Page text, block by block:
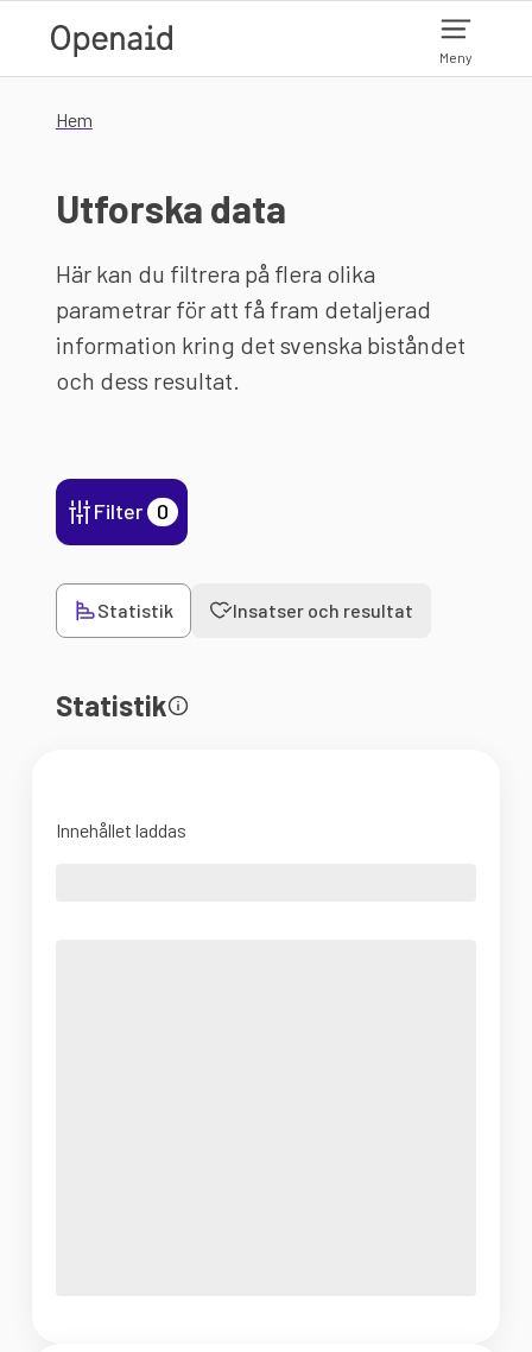
Meny
Hem
Utforska data
Här kan du filtrera på flera olika
parametrar för att få fram detaljerad
information kring det svenska biståndet
och dess resultat.
Filter 0
Statistik Insatser och resultat
Statistik
Innehållet laddas